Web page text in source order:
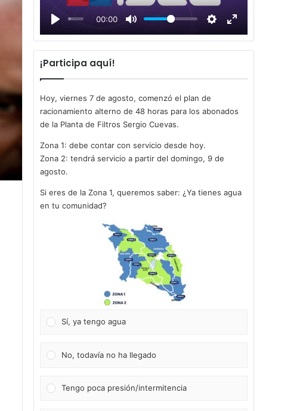
00:00
l
a
y
¡Participa aquí!
Hoy, viernes 7 de agosto, comenzó el plan de
racionamiento alterno de 48 horas para los abonados
de la Planta de Filtros Sergio Cuevas.
Zona 1: debe contar con servicio desde hoy.
Zona 2: tendrá servicio a partir del domingo, 9 de
agosto.
Si eres de la Zona 1, queremos saber: ¿Ya tienes agua
en tu comunidad?
Sí, ya tengo agua
No, todavía no ha llegado
Tengo poca presión/intermitencia